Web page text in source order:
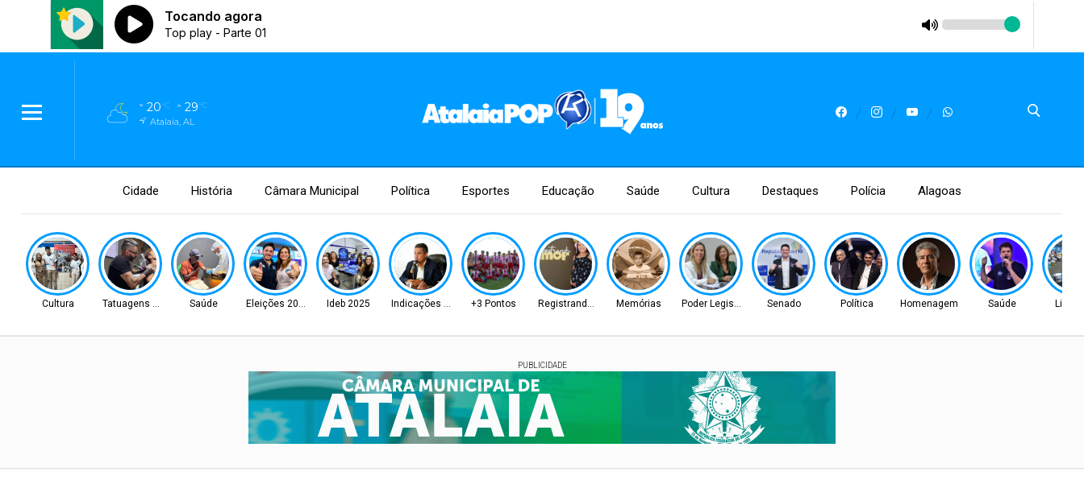
20°C 29°C
Atalaia, AL
Cidade História Câmara Municipal Política Esportes Educação Saúde Cultura Destaques Polícia Alagoas
Cultura Tatuagens PremiadasSaúde Eleições 2026 Ideb 2025 Indicações Aprovadas+3 Pontos Registrando Amor!Memórias Poder Legislativo Senado Política Homenagem Saúde Liga
PUBLICIDADE